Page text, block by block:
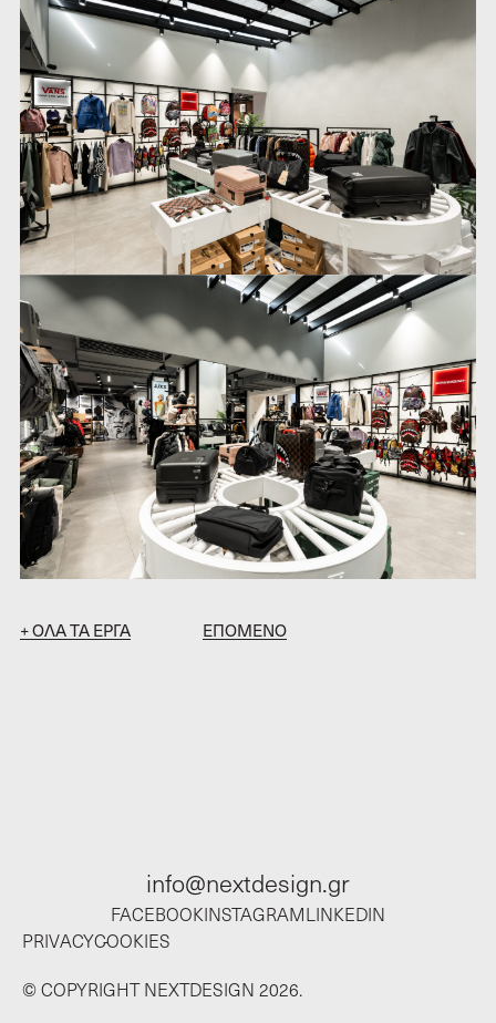
+ ΟΛΑ ΤΑ ΕΡΓΑ ΕΠΟΜΕΝΟ
PROJECT?
info@nextdesign.gr
FACEBOOKINSTAGRAMLINKEDIN
© COPYRIGHT NEXTDESIGN 2026.
PRIVACYCOOKIES